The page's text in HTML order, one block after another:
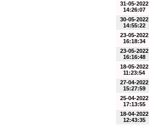
31-05-2022
14:26:07
30-05-2022
14:55:22
23-05-2022
16:18:34
23-05-2022
16:16:48
18-05-2022
11:23:54
27-04-2022
15:27:59
25-04-2022
17:13:55
18-04-2022
12:43:35